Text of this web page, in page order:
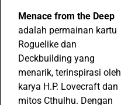
Menace from the Deep
adalah permainan kartu
Roguelike dan
Deckbuilding yang
menarik, terinspirasi oleh
karya H.P. Lovecraft dan
mitos Cthulhu. Dengan